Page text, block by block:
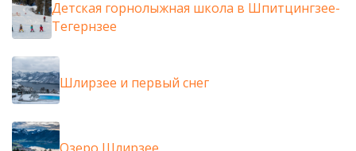
Детская горнолыжная школа в Шпитцингзее-
Тегернзее
Шлирзее и первый снег